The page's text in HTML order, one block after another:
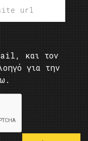
και τον
για την